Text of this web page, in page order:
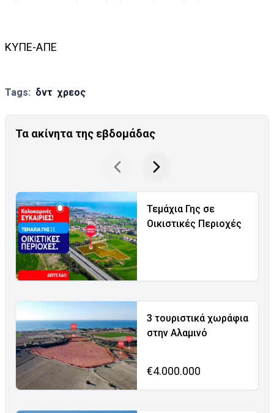
ΚΥΠΕ-ΑΠΕ
Tags: δντ χρεος
Τα ακίνητα της εβδομάδας
Τεμάχια Γης σε
Οικιστικές Περιοχές
3 τουριστικά χωράφια
στην Αλαμινό
€4.000.000